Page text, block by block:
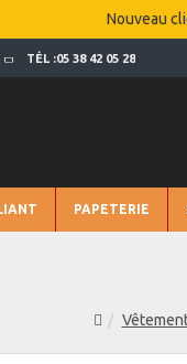
Nouveau
TÉL :05 38 42 05 28
PAPETERIE